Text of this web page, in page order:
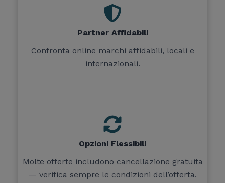
Partner Affidabili
Confronta online marchi affidabili, locali e
internazionali.
Opzioni Flessibili
Molte offerte includono cancellazione gratuita
— verifica sempre le condizioni dell’offerta.